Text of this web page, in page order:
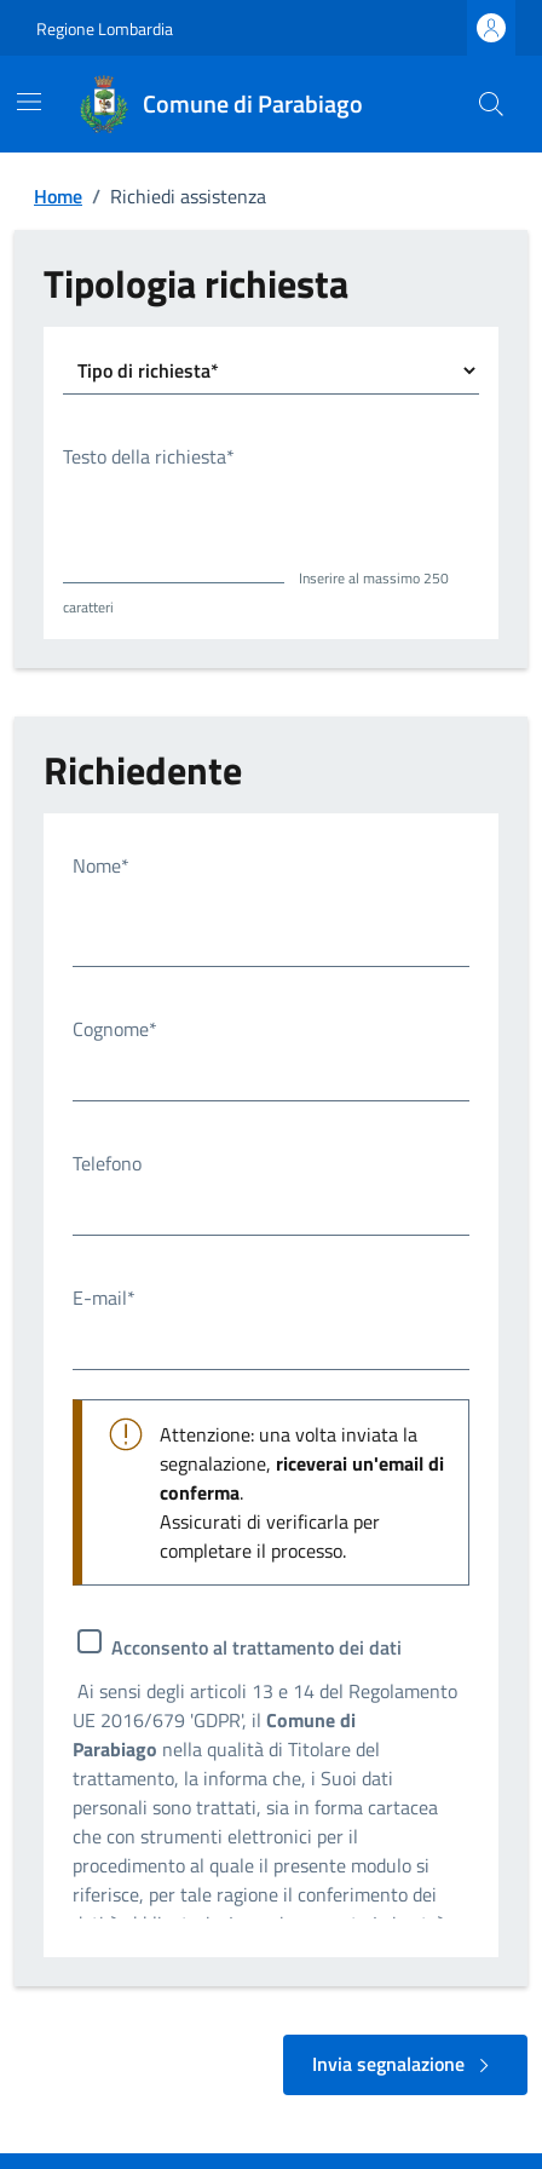
Regione Lombardia
Comune di Parabiago
Home / Richiedi assistenza
Tipologia richiesta
Testo della richiesta*
Inserire al massimo 250
caratteri
Richiedente
Nome*
Cognome*
Telefono
E-mail*
Attenzione: una volta inviata la
segnalazione, riceverai un'email di
conferma.
Assicurati di verificarla per
completare il processo.
Acconsento al trattamento dei dati
Ai sensi degli articoli 13 e 14 del Regolamento
UE 2016/679 'GDPR', il Comune di
Parabiago nella qualità di Titolare del
trattamento, la informa che, i Suoi dati
personali sono trattati, sia in forma cartacea
che con strumenti elettronici per il
procedimento al quale il presente modulo si
riferisce, per tale ragione il conferimento dei
dati è obbligatorio. In ogni momento Lei potrà
(ove applicabile), la limitazione, dei suoi dati, in
nonché proporre reclamo all'autorità di controllo
competente art. 77 del GDPR.Invia segnalazione